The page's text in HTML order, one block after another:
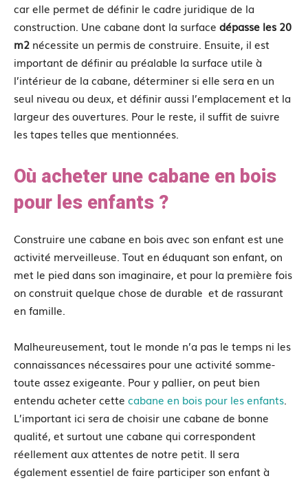
car elle permet de définir le cadre juridique de la
construction. Une cabane dont la surface dépasse les 20
m2 nécessite un permis de construire. Ensuite, il est
important de définir au préalable la surface utile à
l’intérieur de la cabane, déterminer si elle sera en un
seul niveau ou deux, et définir aussi l’emplacement et la
largeur des ouvertures. Pour le reste, il suffit de suivre
les tapes telles que mentionnées.
Où acheter une cabane en bois
pour les enfants ?
Construire une cabane en bois avec son enfant est une
activité merveilleuse. Tout en éduquant son enfant, on
met le pied dans son imaginaire, et pour la première fois
on construit quelque chose de durable et de rassurant
en famille.
Malheureusement, tout le monde n’a pas le temps ni les
connaissances nécessaires pour une activité somme-
toute assez exigeante. Pour y pallier, on peut bien
entendu acheter cette cabane en bois pour les enfants.
L’important ici sera de choisir une cabane de bonne
qualité, et surtout une cabane qui correspondent
réellement aux attentes de notre petit. Il sera
également essentiel de faire participer son enfant à